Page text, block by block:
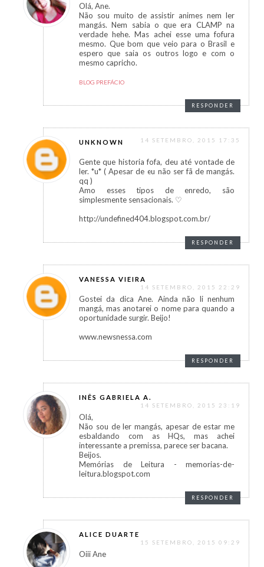
Olá, Ane.
Não sou muito de assistir animes nem ler
mangás. Nem sabia o que era CLAMP na
verdade hehe. Mas achei esse uma fofura
mesmo. Que bom que veio para o Brasil e
espero que saia os outros logo e com o
mesmo capricho.
BLOG PREFÁCIO
RESPONDER
UNKNOWN 14 SETEMBRO, 2015 17:35
Gente que historia fofa, deu até vontade de
ler. *u* ( Apesar de eu não ser fã de mangás.
qq )
Amo esses tipos de enredo, são
simplesmente sensacionais. ♡
http://undefined404.blogspot.com.br/
RESPONDER
VANESSA VIEIRA
14 SETEMBRO, 2015 22:29
Gostei da dica Ane. Ainda não li nenhum
mangá, mas anotarei o nome para quando a
oportunidade surgir. Beijo!
www.newsnessa.com
RESPONDER
INÊS GABRIELA A.
14 SETEMBRO, 2015 23:19
Olá,
Não sou de ler mangás, apesar de estar me
esbaldando com as HQs, mas achei
interessante a premissa, parece ser bacana.
Beijos.
Memórias de Leitura - memorias-de-
leitura.blogspot.com
RESPONDER
ALICE DUARTE
15 SETEMBRO, 2015 09:29
Oiii Ane